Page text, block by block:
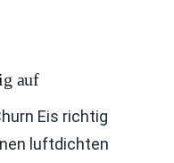
auf
Eis richtig
luftdichten